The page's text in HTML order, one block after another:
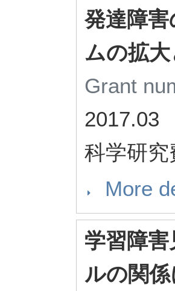
発達障
ムの拡
Grant
2017.03
科学研
More
学習障
ルの関